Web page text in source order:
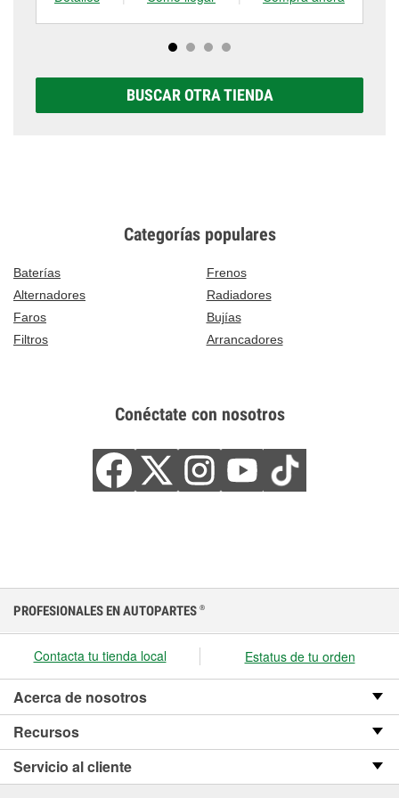
BUSCAR OTRA TIENDA
Categorías populares
Baterías
Frenos
Alternadores
Radiadores
Faros
Bujías
Filtros
Arrancadores
Conéctate con nosotros
PROFESIONALES EN AUTOPARTES ®
Contacta tu tienda local Estatus de tu orden
Acerca de nosotros
Recursos
Servicio al cliente